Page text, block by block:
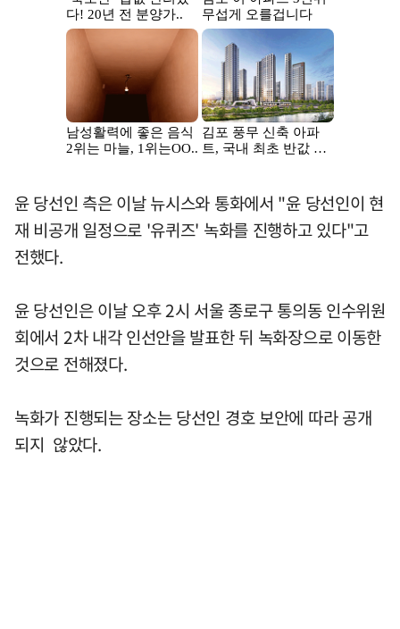
윤 당선인 측은 이날 뉴시스와 통화에서 "윤 당선인이 현
재 비공개 일정으로 '유퀴즈' 녹화를 진행하고 있다"고
전했다.
윤 당선인은 이날 오후 2시 서울 종로구 통의동 인수위원
회에서 2차 내각 인선안을 발표한 뒤 녹화장으로 이동한
것으로 전해졌다.
녹화가 진행되는 장소는 당선인 경호 보안에 따라 공개
되지 않았다.